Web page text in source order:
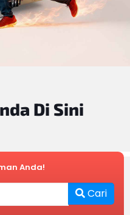
Di Sini
Anda!
Cari